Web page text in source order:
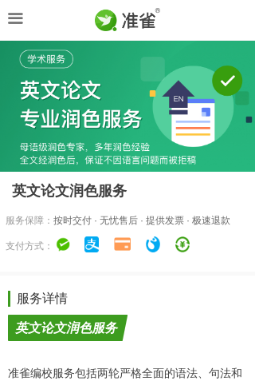
끀
首页
申请服务
加入我们
关于准雀
英文论文润色服务
服务保障： 按时交付 · 无忧售后 · 提供发票 · 极速退款
支付方式：
英文论文润色服务
准雀编校服务包括两轮严格全面的语法、句法和
服务详情